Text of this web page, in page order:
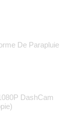
De Parapluie
DashCam